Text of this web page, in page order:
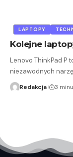
LAPTOPY
Kolejne
Lenovo ThinkPad P
niezawodnych
Redakcja 3